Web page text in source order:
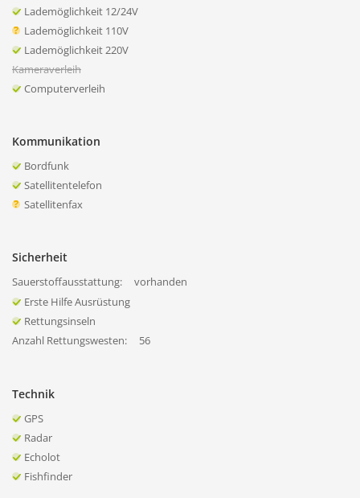
Lademöglichkeit 12/24V
Lademöglichkeit 110V
Lademöglichkeit 220V
Kameraverleih
Computerverleih
Kommunikation
Bordfunk
Satellitentelefon
Satellitenfax
Sicherheit
Sauerstoffausstattung:
vorhanden
Erste Hilfe Ausrüstung
Rettungsinseln
Anzahl Rettungswesten:
56
Technik
GPS
Radar
Echolot
Fishfinder